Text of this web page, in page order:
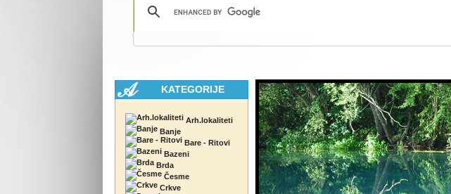
KATEGORIJE
Arh.lokaliteti
Banje
Bare - Ritovi
Bazeni
Brda
Česme
Crkve